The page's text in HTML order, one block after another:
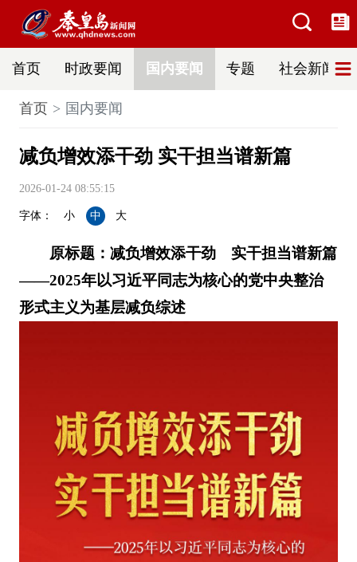
首页 时政要闻 国内要闻 专题 社会新闻
首页 国内要闻
减负增效添干劲 实干担当谱新篇
2026-01-24 08:55:15
字体： 小 中 大
原标题：减负增效添干劲 实干担当谱新篇
——2025年以习近平同志为核心的党中央整治
形式主义为基层减负综述